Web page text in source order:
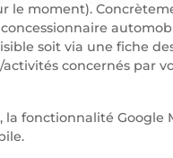
le moment).
soit via une fiche
activités concernés par
fonctionnalité Google